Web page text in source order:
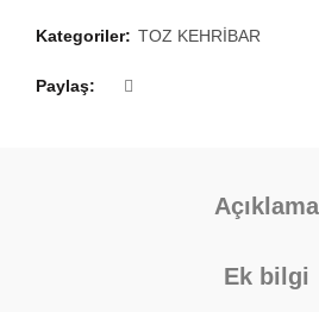
Kategoriler: TOZ KEHRİBAR
Paylaş
Açıklama
Ek bilgi